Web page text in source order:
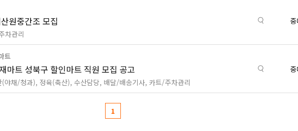
원중간조 모집
차관리
트
마트 성북구 할인마트 직원 모집 공고
(야채/청과), 정육(축산), 수산담당, 배달/배송기사, 카트/주차관리
1